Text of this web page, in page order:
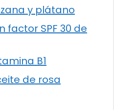
y plátano
factor SPF 30 de
B1
de rosa